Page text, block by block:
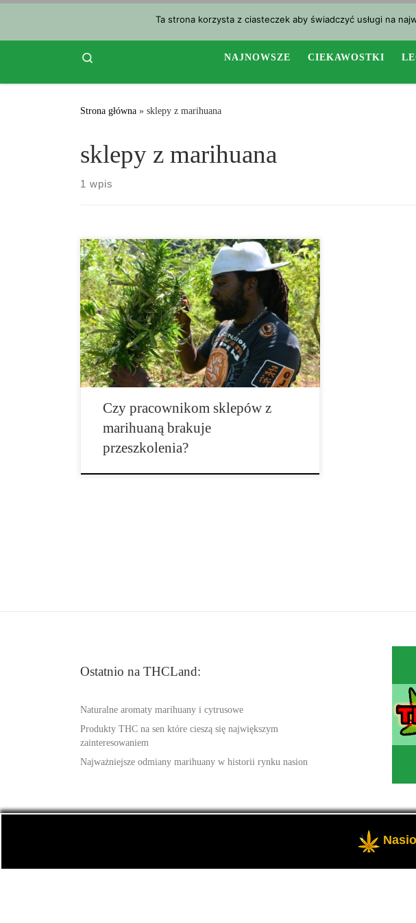
NAJNOWSZE CIEKAWOSTKI
Strona główna » sklepy z marihuana
sklepy z marihuana
1 wpis
Czy pracownikom sklepów z marihuaną brakuje
przeszkolenia? Pokazuje to jedno z badań. Pracownicy
byli badani zarówno w sklepach medycznych jak i
rekreacyjnych w Kalifornii, Kolorado, Arizonie,
Oregonie, czterech innych stanach a także w
Dystrykcie Kolumbii. Badanie autorstwa kilkunastu
naukowców z […]
Czy pracownikom sklepów z
marihuaną brakuje
przeszkolenia?
Ostatnio na THCLand:
Naturalne aromaty marihuany i cytrusowe
Produkty THC na sen które cieszą się największym
zainteresowaniem
Najważniejsze odmiany marihuany w historii rynku nasion
- Czyli informacje na
Ta strona korzysta z ciasteczek aby świadczyć usługi na